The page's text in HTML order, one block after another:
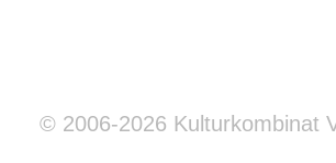
© 2006-2026